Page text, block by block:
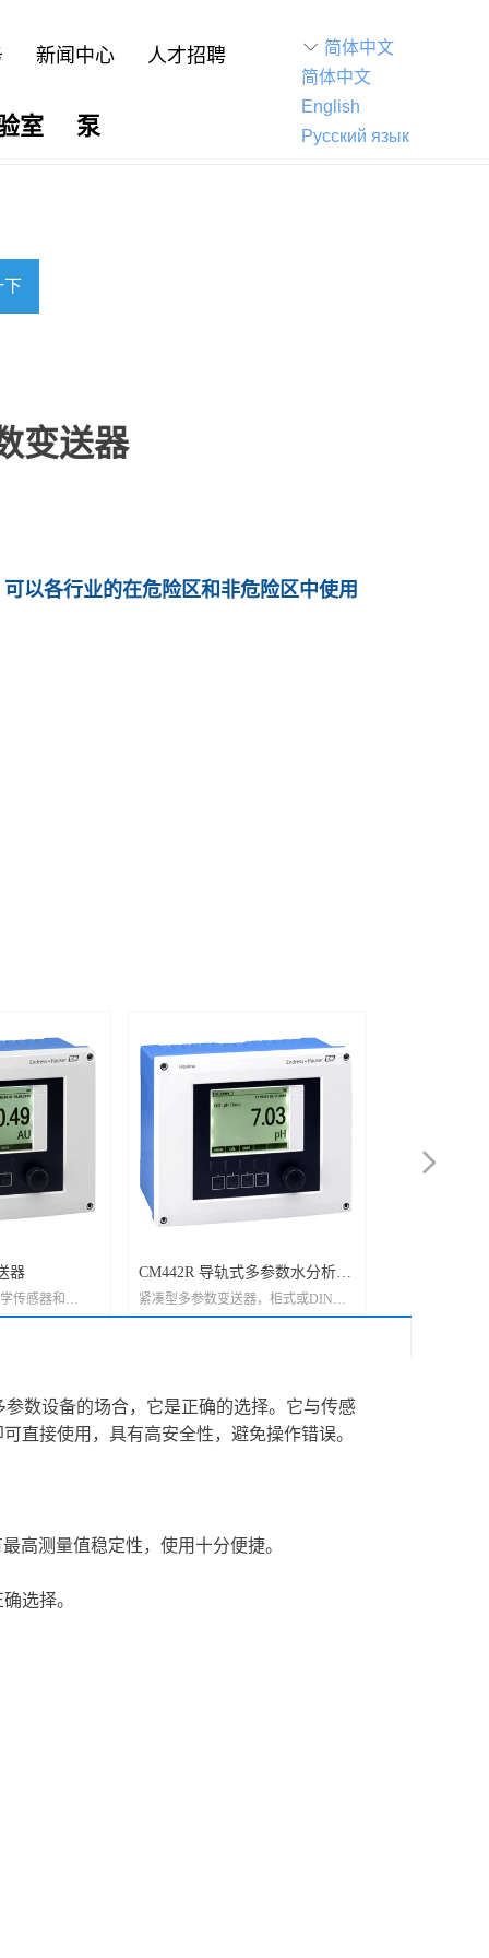
新闻中心 人才招聘
下
室 泵
ꀅ 简体中文
简体中文
English
Русский язык
参数设备的场合，它是正确的选择。它与传感
直接使用，具有高安全性，避免操作错误。
高测量值稳定性，使用十分便捷。
选择。
变送器
以各行业的在危险区和非危险区中使用
器
传感器和
CM442R 导轨式多参数水分析变
送器
紧凑型多参数变送器，柜式或DIN导
轨式安装，适用于各个行业
业
넲